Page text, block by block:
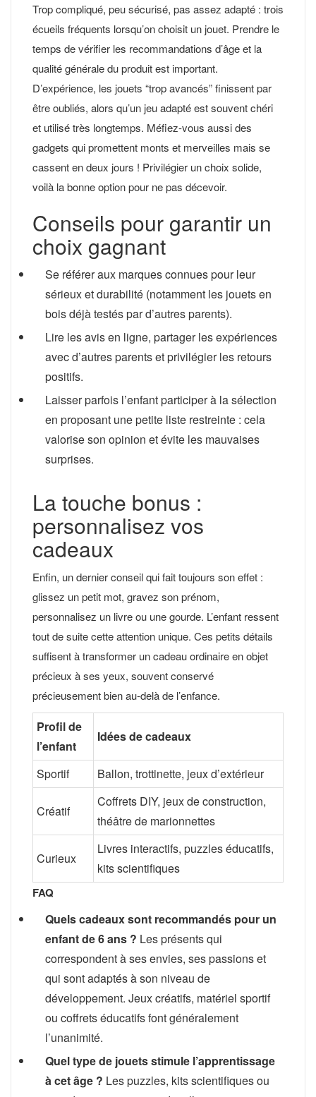
Trop compliqué, peu sécurisé, pas assez adapté : trois
écueils fréquents lorsqu’on choisit un jouet. Prendre le
temps de vérifier les recommandations d’âge et la
qualité générale du produit est important.
D’expérience, les jouets “trop avancés” finissent par
être oubliés, alors qu’un jeu adapté est souvent chéri
et utilisé très longtemps. Méfiez-vous aussi des
gadgets qui promettent monts et merveilles mais se
cassent en deux jours ! Privilégier un choix solide,
voilà la bonne option pour ne pas décevoir.
Conseils pour garantir un
choix gagnant
Se référer aux marques connues pour leur
sérieux et durabilité (notamment les jouets en
bois déjà testés par d’autres parents).
Lire les avis en ligne, partager les expériences
avec d’autres parents et privilégier les retours
positifs.
Laisser parfois l’enfant participer à la sélection
en proposant une petite liste restreinte : cela
valorise son opinion et évite les mauvaises
surprises.
La touche bonus :
personnalisez vos
cadeaux
Enfin, un dernier conseil qui fait toujours son effet :
glissez un petit mot, gravez son prénom,
personnalisez un livre ou une gourde. L’enfant ressent
tout de suite cette attention unique. Ces petits détails
suffisent à transformer un cadeau ordinaire en objet
précieux à ses yeux, souvent conservé
précieusement bien au-delà de l’enfance.
Profil de
l’enfant
Idées de cadeaux
Sportif Ballon, trottinette, jeux d’extérieur
Créatif
Coffrets DIY, jeux de construction,
théâtre de marionnettes
Curieux
Livres interactifs, puzzles éducatifs,
kits scientifiques
FAQ
Quels cadeaux sont recommandés pour un
enfant de 6 ans ? Les présents qui
correspondent à ses envies, ses passions et
qui sont adaptés à son niveau de
développement. Jeux créatifs, matériel sportif
ou coffrets éducatifs font généralement
l’unanimité.
Quel type de jouets stimule l’apprentissage
à cet âge ? Les puzzles, kits scientifiques ou